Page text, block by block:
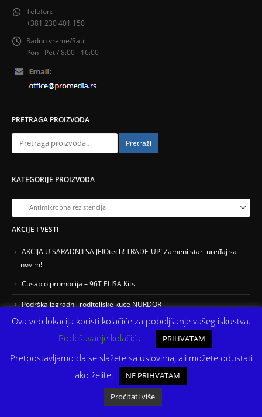
Telefon:
+381 230 401 150
Radno vreme/Sati:
Pon - Pet / 8:00 - 16:00
PRETRAGA PROIZVODA
Pretraži
KATEGORIJE PROIZVODA
AKCIJE I VESTI
AKCIJA U SARADNJI SA JEIOtech! TRADE-UP! Zameni stari uređaj sa
novim!
Cusabio promocija – 96T ELISA Kits
Podrška izgradnji roditeljske kuće NURDOR
Copyright © ProMedia. Sva prava zadržana.
Ova veb lokacija koristi kolačiće za poboljšanje vašeg iskustva.
Podešavanje kolačića
PRIHVATAM
Pretpostavljamo da se slažete sa uslovima, ali možete odustati
ako želite.
NE PRIHVATAM
Pročitati više